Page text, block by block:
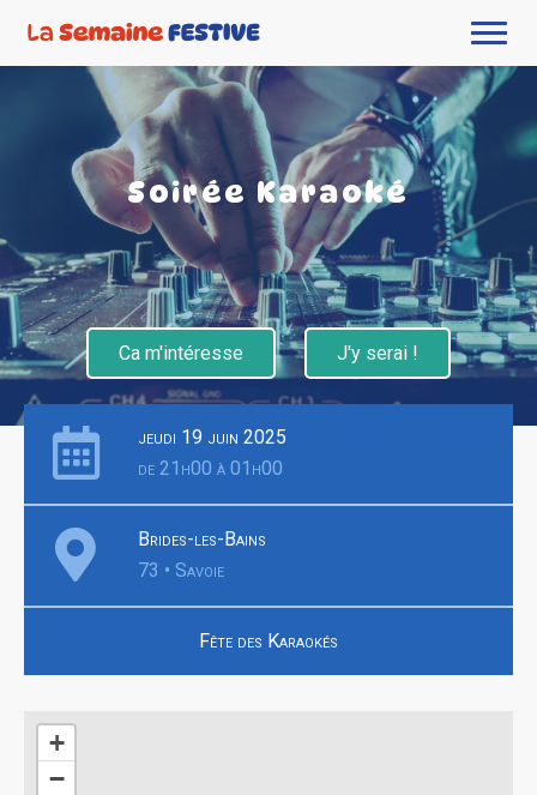
Soirée Karaoké
Ca m'intéresse J'y serai !
jeudi 19 juin 2025
de 21h00 à 01h00
Brides-les-Bains
73 • Savoie
Fête des Karaokés
+
−